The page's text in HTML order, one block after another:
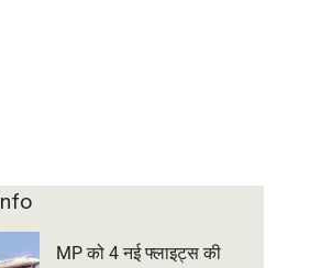
MP को 4 नई फ्लाइट्स की